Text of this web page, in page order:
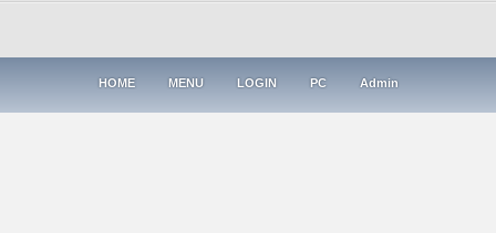
HOME MENU LOGIN PC Admin